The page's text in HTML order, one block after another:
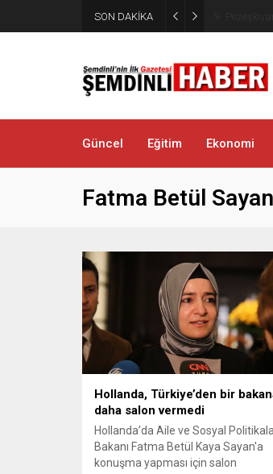
SON DAKİKA
Güncel Eğitim Ekonomi
Fatma Betül Sayan
Hollanda, Türkiye’den bir
daha salon vermedi
Hollanda’da Aile ve Sosyal
Bakanı Fatma Betül Kaya Sayan'a
konuşma yapması için salon